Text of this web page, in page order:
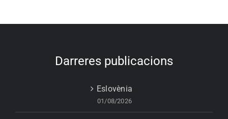
Darreres publicacions
Eslovènia
01/08/2026